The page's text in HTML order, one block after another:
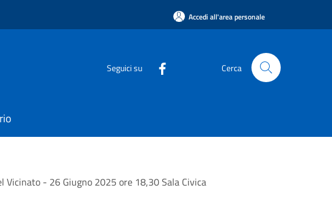
Accedi all'area personale
Seguici su Cerca
- 26 Giugno 2025 ore 18,30 Sala Civica